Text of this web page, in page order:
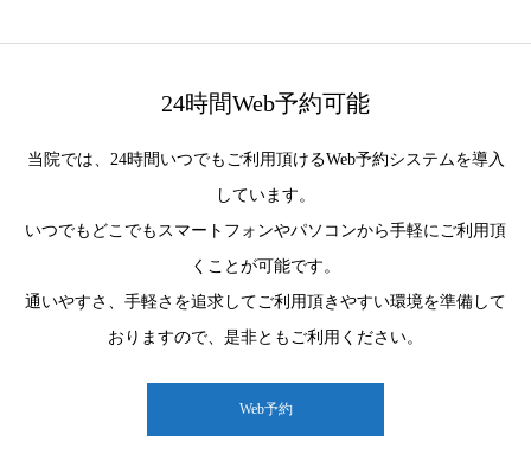
24時間Web予約可能
当院では、24時間いつでもご利用頂けるWeb予約システムを導入
しています。
いつでもどこでもスマートフォンやパソコンから手軽にご利用頂
くことが可能です。
通いやすさ、手軽さを追求してご利用頂きやすい環境を準備して
おりますので、是非ともご利用ください。
Web予約